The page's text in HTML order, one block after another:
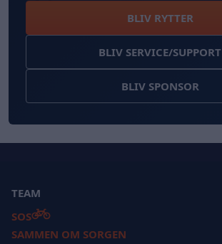
BLIV RYTTER
BLIV SERVICE/SUPPORT
BLIV SPONSOR
TEAM
SOS
SAMMEN OM SORGEN